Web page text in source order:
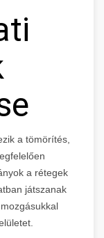
a tömörítés,
a rétegek
játszanak